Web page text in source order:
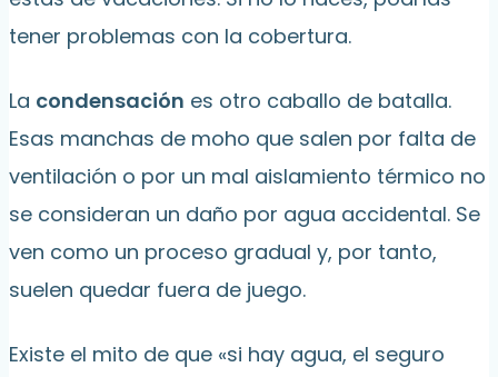
tener problemas con la cobertura.
La condensación es otro caballo de batalla.
Esas manchas de moho que salen por falta de
ventilación o por un mal aislamiento térmico no
se consideran un daño por agua accidental. Se
ven como un proceso gradual y, por tanto,
suelen quedar fuera de juego.
Existe el mito de que «si hay agua, el seguro